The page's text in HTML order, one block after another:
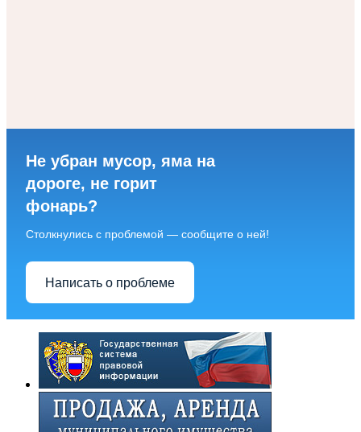
Не убран мусор, яма на
дороге, не горит
фонарь?
Столкнулись с проблемой — сообщите о ней!
Написать о проблеме